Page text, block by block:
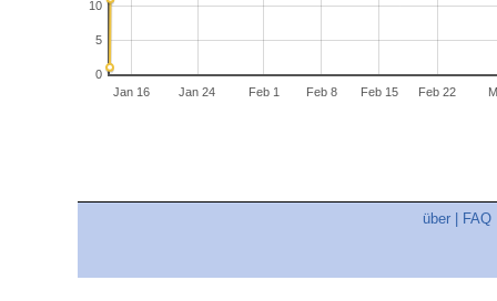
Jan 16 Jan 24 Feb 1 Feb 8 Feb 15 Feb 22
0
5
10
über FAQ